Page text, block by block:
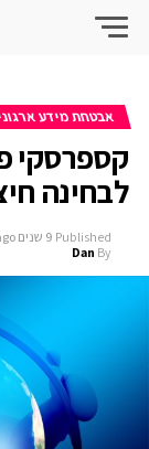
אבטחת מידע
קספרסקי
לבחינה
Published 9 שנים ago
By
Dan